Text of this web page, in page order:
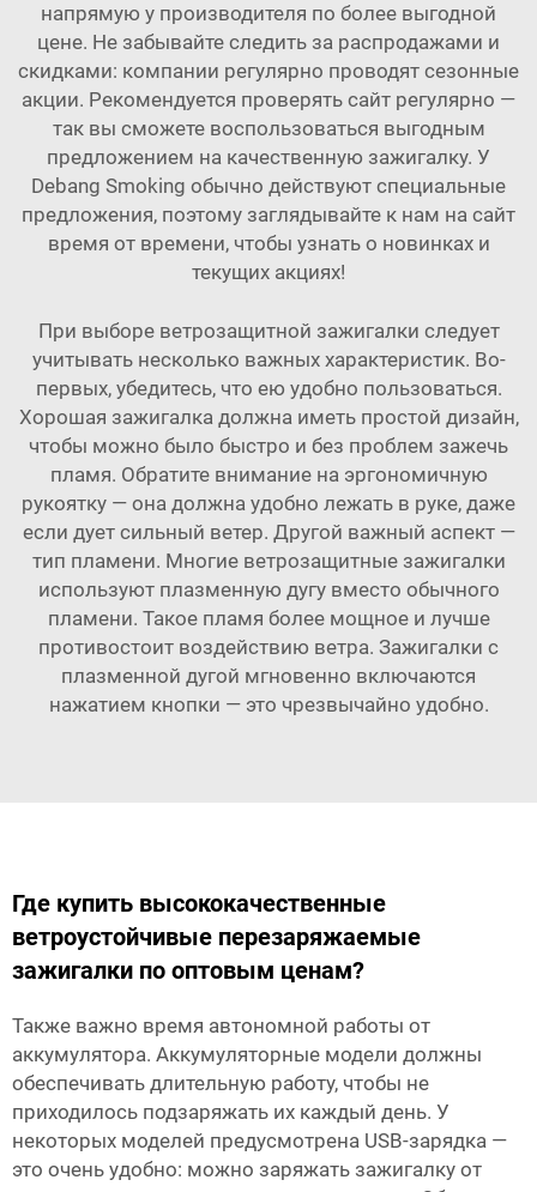
напрямую у производителя по более выгодной
цене. Не забывайте следить за распродажами и
скидками: компании регулярно проводят сезонные
акции. Рекомендуется проверять сайт регулярно —
так вы сможете воспользоваться выгодным
предложением на качественную зажигалку. У
Debang Smoking обычно действуют специальные
предложения, поэтому заглядывайте к нам на сайт
время от времени, чтобы узнать о новинках и
текущих акциях!
При выборе ветрозащитной зажигалки следует
учитывать несколько важных характеристик. Во-
первых, убедитесь, что ею удобно пользоваться.
Хорошая зажигалка должна иметь простой дизайн,
чтобы можно было быстро и без проблем зажечь
пламя. Обратите внимание на эргономичную
рукоятку — она должна удобно лежать в руке, даже
если дует сильный ветер. Другой важный аспект —
тип пламени. Многие ветрозащитные зажигалки
используют плазменную дугу вместо обычного
пламени. Такое пламя более мощное и лучше
противостоит воздействию ветра. Зажигалки с
плазменной дугой мгновенно включаются
нажатием кнопки — это чрезвычайно удобно.
Где купить высококачественные
ветроустойчивые перезаряжаемые
зажигалки по оптовым ценам?
Также важно время автономной работы от
аккумулятора. Аккумуляторные модели должны
обеспечивать длительную работу, чтобы не
приходилось подзаряжать их каждый день. У
некоторых моделей предусмотрена USB-зарядка —
это очень удобно: можно заряжать зажигалку от